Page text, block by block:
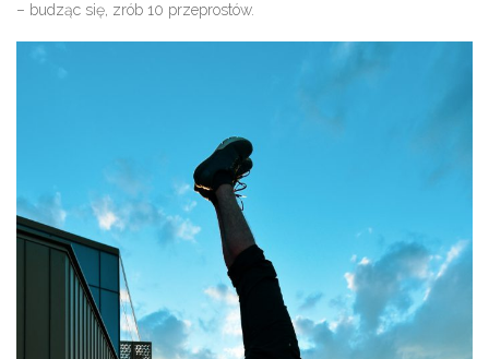
– budząc się, zrób 10 przeprostów.